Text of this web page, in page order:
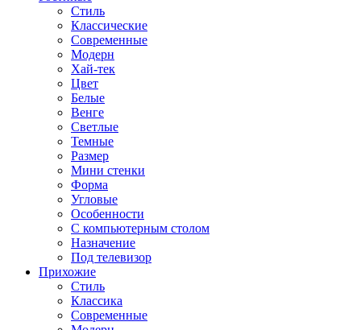
Стиль
Классические
Современные
Модерн
Хай-тек
Цвет
Белые
Венге
Светлые
Темные
Размер
Мини стенки
Форма
Угловые
Особенности
С компьютерным столом
Назначение
Под телевизор
Прихожие
Стиль
Классика
Современные